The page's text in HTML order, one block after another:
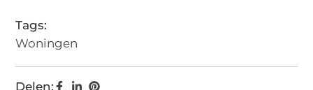
Tags:
Woningen
Delen: